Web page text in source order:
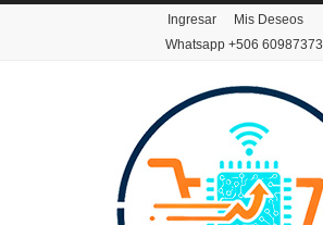
Ingresar
Mis Deseos
Whatsapp+506 60987373